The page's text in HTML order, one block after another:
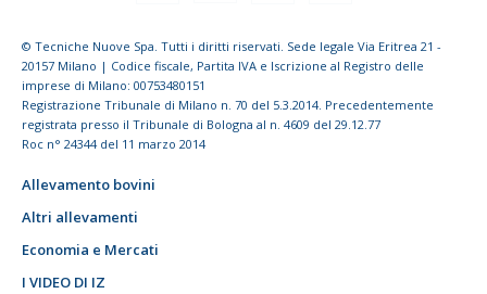
© Tecniche Nuove Spa. Tutti i diritti riservati. Sede legale Via Eritrea 21 -
20157 Milano | Codice fiscale, Partita IVA e Iscrizione al Registro delle
imprese di Milano: 00753480151
Registrazione Tribunale di Milano n. 70 del 5.3.2014. Precedentemente
registrata presso il Tribunale di Bologna al n. 4609 del 29.12.77
Roc n° 24344 del 11 marzo 2014
Allevamento bovini
Altri allevamenti
Economia e Mercati
I VIDEO DI IZ